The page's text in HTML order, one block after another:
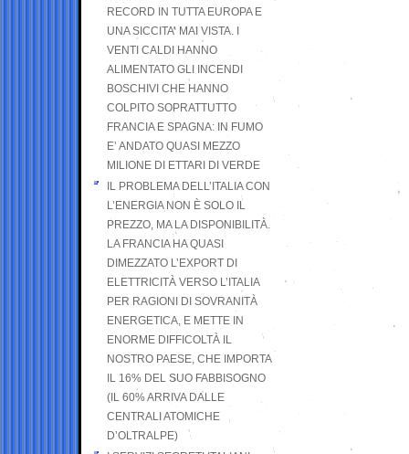
RECORD IN TUTTA EUROPA E
UNA SICCITA’ MAI VISTA. I
VENTI CALDI HANNO
ALIMENTATO GLI INCENDI
BOSCHIVI CHE HANNO
COLPITO SOPRATTUTTO
FRANCIA E SPAGNA: IN FUMO
E’ ANDATO QUASI MEZZO
MILIONE DI ETTARI DI VERDE
IL PROBLEMA DELL’ITALIA CON
L’ENERGIA NON È SOLO IL
PREZZO, MA LA DISPONIBILITÀ.
LA FRANCIA HA QUASI
DIMEZZATO L’EXPORT DI
ELETTRICITÀ VERSO L’ITALIA
PER RAGIONI DI SOVRANITÀ
ENERGETICA, E METTE IN
ENORME DIFFICOLTÀ IL
NOSTRO PAESE, CHE IMPORTA
IL 16% DEL SUO FABBISOGNO
(IL 60% ARRIVA DALLE
CENTRALI ATOMICHE
D’OLTRALPE)